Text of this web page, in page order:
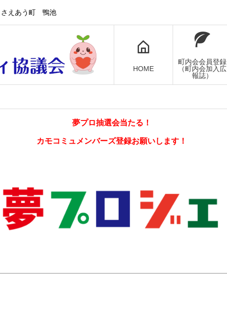
さえあう町 鴨池
HOME
町内会会員登録
（町内会加入広
報誌）
夢プロ抽選会当たる！
カモコミュメンバーズ登録お願いします！